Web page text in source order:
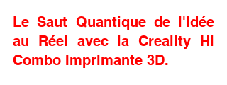
Le Saut Quantique de l'Idée
au Réel avec la Creality Hi
Combo Imprimante 3D.